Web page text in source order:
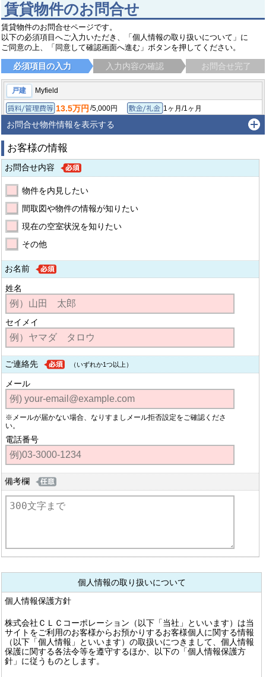
賃貸物件のお問合せ
賃貸物件のお問合せページです。
以下の必須項目へご入力いただき、「個人情報の取り扱いについて」に
ご同意の上、「同意して確認画面へ進む」ボタンを押してください。
必須項目の入力 入力内容の確認 お問合せ完了
戸建 Myfield
賃料/管理費等
13.5万円 /5,000円 敷金/礼金
1ヶ月/1ヶ月
保証金/敷引/償却金
-/-/1ヶ月
築年月
2010年9月
江戸川区東小松川都営新宿線 船堀駅
お問合せ物件情報を表示する
お客様の情報
お問合せ内容
物件を内見したい
間取図や物件の情報が知りたい
現在の空室状況を知りたい
その他
お名前
姓名
セイメイ
ご連絡先 （いずれか1つ以上）
メール
※メールが届かない場合、なりすましメール拒否設定をご確認くださ
い。
電話番号
備考欄
個人情報の取り扱いについて
個人情報保護方針
株式会社ＣＬＣコーポレーション（以下「当社」といいます）は当
サイトをご利用のお客様からお預かりするお客様個人に関する情報
（以下「個人情報」といいます）の取扱いにつきまして、個人情報
保護に関する各法令等を遵守するほか、以下の「個人情報保護方
針」に従うものとします。